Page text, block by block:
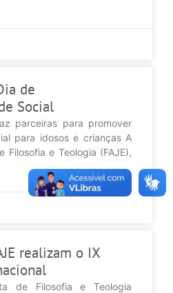
de
Social
parceiras para promover
para idosos e crianças A
Filosofia e Teologia (FAJE),
realizam o IX
de Filosofia e Teologia